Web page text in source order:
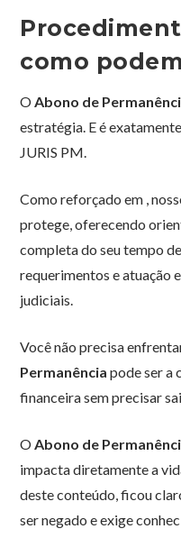
como
O Abono de
estratégia. E é
JURIS PM.
Como reforçado em ,
protege, oferecendo
completa do seu tempo
requerimentos e atuação
judiciais.
Você não precisa
Permanência pode ser a
financeira sem precisar
O Abono de
impacta diretamente a
deste conteúdo, ficou
ser negado e exige